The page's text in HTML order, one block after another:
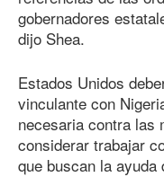
gobernadores
dijo Shea.
Estados Unidos
vinculante con
necesaria contra las
considerar trabajar
que buscan la